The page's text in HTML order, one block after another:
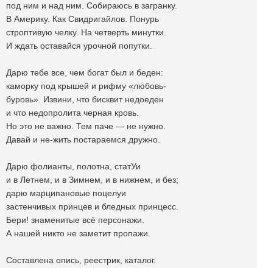
под ним и над ним. Собираюсь в загранку.
В Америку. Как Свидригайлов. Понурь
строптивую челку. На четверть минутки.
И ждать оставайся урочной попутки.
Дарю тебе все, чем богат был и беден:
каморку под крышей и рифму «любовь-
буровь». Извини, что бисквит недоеден
и что недопролита черная кровь.
Но это не важно. Тем паче — не нужно.
Давай и не-жить постараемся дружно.
Дарю фолианты, полотна, статУи
и в Летнем, и в Зимнем, и в нижнем, и без;
дарю марципановые поцелуи
застенчивых принцев и бледных принцесс.
Бери! знаменитые всё персонажи.
А нашей никто не заметит пропажи.
Составлена опись, реестрик, каталог.